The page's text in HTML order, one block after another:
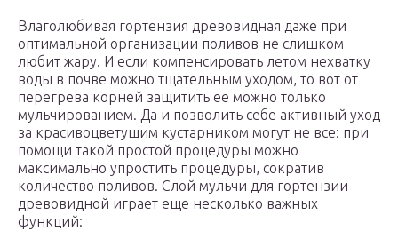
Влаголюбивая гортензия древовидная даже при
оптимальной организации поливов не слишком
любит жару. И если компенсировать летом нехватку
воды в почве можно тщательным уходом, то вот от
перегрева корней защитить ее можно только
мульчированием. Да и позволить себе активный уход
за красивоцветущим кустарником могут не все: при
помощи такой простой процедуры можно
максимально упростить процедуры, сократив
количество поливов. Слой мульчи для гортензии
древовидной играет еще несколько важных
функций: